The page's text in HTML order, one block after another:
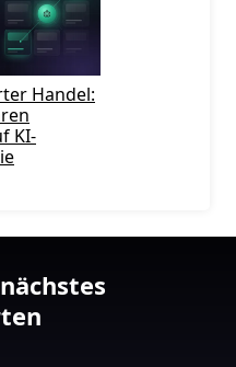
Handel:
KI-